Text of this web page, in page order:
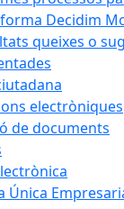
Decidim
queixes o
electròniques
de documents
Única